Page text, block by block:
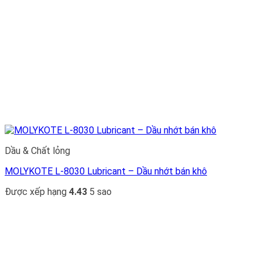
Dầu & Chất lỏng
MOLYKOTE L-8030 Lubricant – Dầu nhớt bán khô
Được xếp hạng 4.43 5 sao